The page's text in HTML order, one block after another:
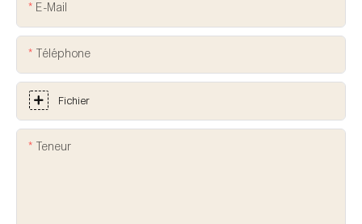
E-Mail
Téléphone
Fichier
Teneur